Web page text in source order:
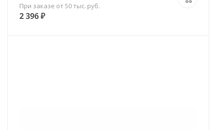
При заказе от 50 тыс. руб.
2 396₽